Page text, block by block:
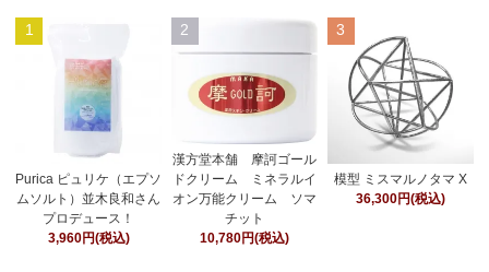
1
Purica ピュリケ（エプソ
ムソルト）並木良和さん
プロデュース！
3,960円(税込)
2
漢方堂本舗 摩訶ゴール
ドクリーム ミネラルイ
オン万能クリーム ソマ
チット
10,780円(税込)
3
模型 ミスマルノタマ X
36,300円(税込)